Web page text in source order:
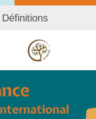
Définitions